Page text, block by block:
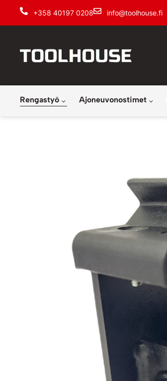
+358 40197 0208 info@toolhouse.fi
Rengastyö Ajoneuvonostimet